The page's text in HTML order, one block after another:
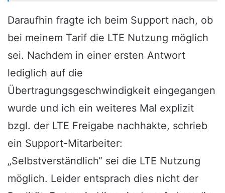
Daraufhin fragte ich beim Support nach, ob
bei meinem Tarif die LTE Nutzung möglich
sei. Nachdem in einer ersten Antwort
lediglich auf die
Übertragungsgeschwindigkeit eingegangen
wurde und ich ein weiteres Mal explizit
bzgl. der LTE Freigabe nachhakte, schrieb
ein Support-Mitarbeiter:
„Selbstverständlich“ sei die LTE Nutzung
möglich. Leider entsprach dies nicht der